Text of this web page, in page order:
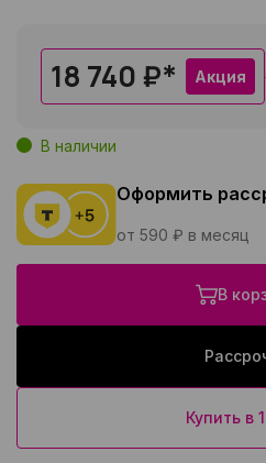
18 740 ₽* Акция
В наличии
Оформить
от 590 ₽ в месяц
В
Купить в